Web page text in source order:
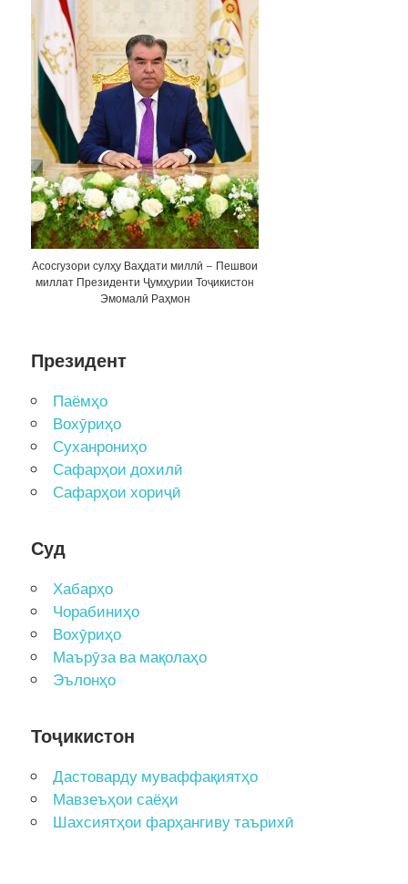
Асосгузори сулҳу Ваҳдати миллӣ – Пешвои
миллат Президенти Ҷумҳурии Тоҷикистон
Эмомалӣ Раҳмон
Президент
Паёмҳо
Вохӯриҳо
Суханрониҳо
Сафарҳои дохилӣ
Сафарҳои хориҷӣ
Суд
Хабарҳо
Чорабиниҳо
Вохӯриҳо
Маърӯза ва мақолаҳо
Эълонҳо
Тоҷикистон
Дастоварду муваффақиятҳо
Мавзеъҳои саёҳи
Шахсиятҳои фарҳангиву таърихӣ